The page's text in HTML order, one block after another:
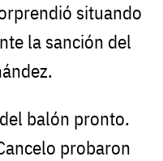
situando
la sanción del
balón pronto.
probaron